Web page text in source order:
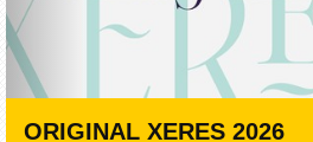
ORIGINAL XERES 2026